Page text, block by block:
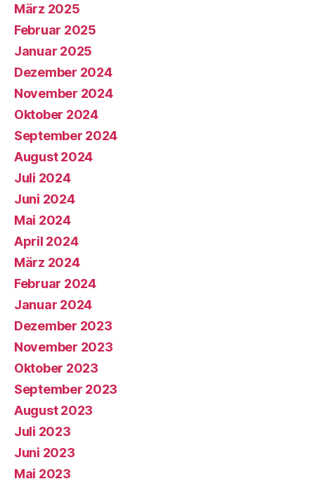
März 2025
Februar 2025
Januar 2025
Dezember 2024
November 2024
Oktober 2024
September 2024
August 2024
Juli 2024
Juni 2024
Mai 2024
April 2024
März 2024
Februar 2024
Januar 2024
Dezember 2023
November 2023
Oktober 2023
September 2023
August 2023
Juli 2023
Juni 2023
Mai 2023